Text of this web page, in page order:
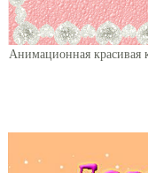
Анимационная красивая